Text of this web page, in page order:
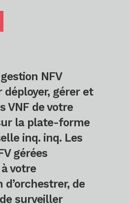
NFV
déployer, gérer et
VNF de votre
la plate-forme
inq. inq. Les
gérées
votre
d’orchestrer, de
surveiller